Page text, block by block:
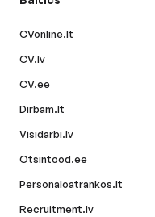
CVonline.lt
CV.lv
CV.ee
Dirbam.lt
Visidarbi.lv
Otsintood.ee
Personaloatrankos.lt
Recruitment.lv